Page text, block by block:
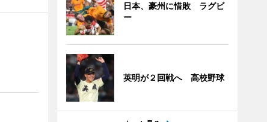
日本、豪州に惜敗 ラグビ
ー
英明が２回戦へ 高校野球